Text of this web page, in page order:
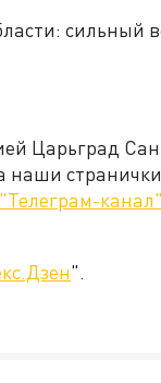
сильный
Царьград
"Телеграм-канал"
".